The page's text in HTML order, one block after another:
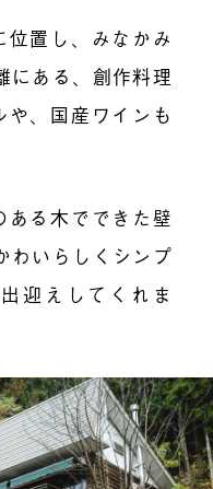
位置し、みなかみ
ある、創作料理
、国産ワインも
る木でできた壁
わいらしくシンプ
迎えしてくれま